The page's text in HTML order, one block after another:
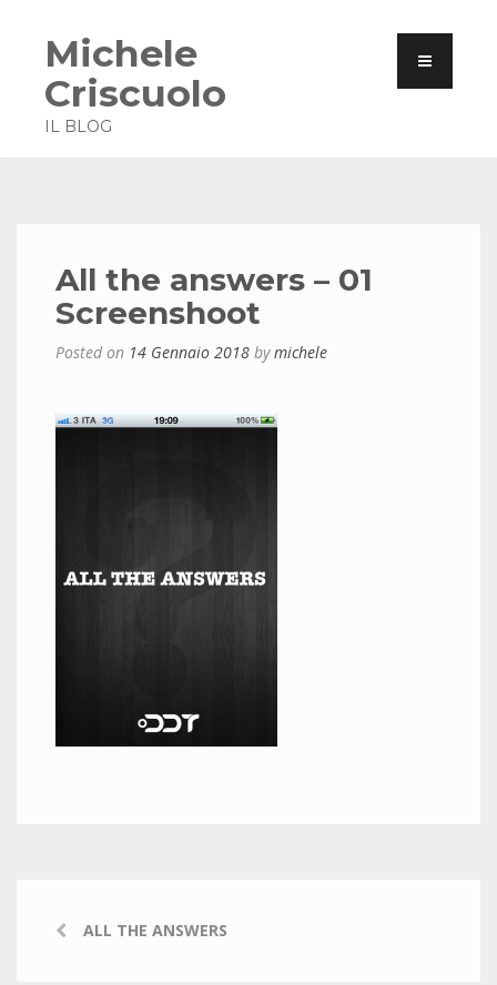
Michele
Criscuolo
IL BLOG
All the answers – 01
Screenshoot
Posted on 14 Gennaio 2018 bymichele
ALL THE ANSWERS